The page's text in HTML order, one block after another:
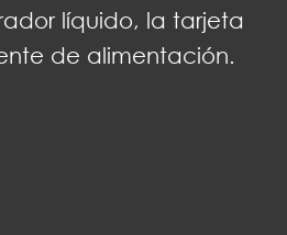
líquido, la tarjeta
de alimentación.